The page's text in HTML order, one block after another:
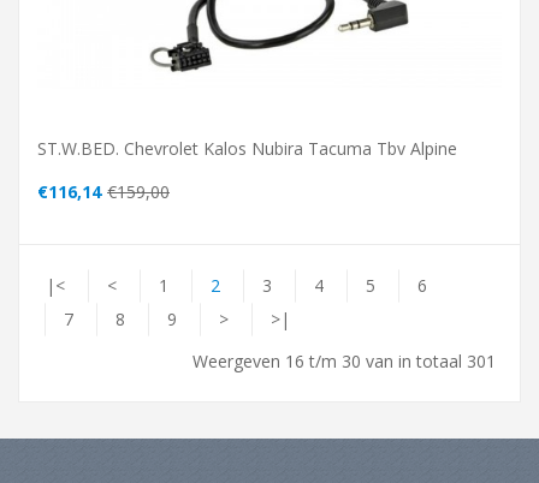
ST.W.BED. Chevrolet Kalos Nubira Tacuma Tbv Alpine
€116,14 €159,00
|< < 1 2 3 4 5
6
7
8 9 >
>|
Weergeven 16 t/m 30 van in totaal 301